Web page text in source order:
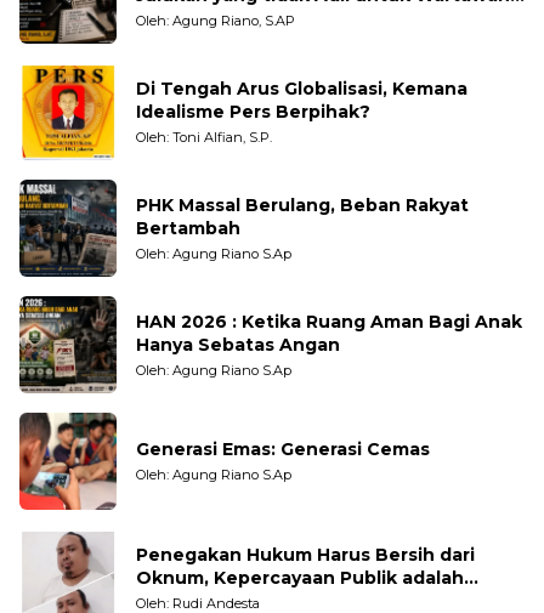
Pengamat dan LSM
Oleh: Agung Riano, S.AP
Di Tengah Arus Globalisasi, Kemana
Idealisme Pers Berpihak?
Oleh: Toni Alfian, S.P.
PHK Massal Berulang, Beban Rakyat
Bertambah
Oleh: Agung Riano S.Ap
HAN 2026 : Ketika Ruang Aman Bagi Anak
Hanya Sebatas Angan
Oleh: Agung Riano S.Ap
Generasi Emas: Generasi Cemas
Oleh: Agung Riano S.Ap
Penegakan Hukum Harus Bersih dari
Oknum, Kepercayaan Publik adalah
Taruhannya
Oleh: Rudi Andesta